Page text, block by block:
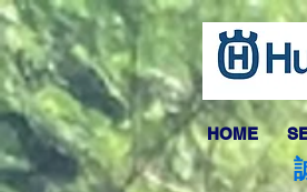
HOME